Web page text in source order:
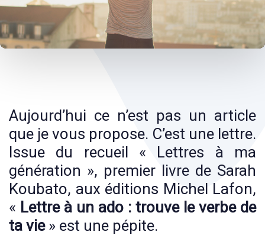
Aujourd’hui ce n’est pas un article
que je vous propose. C’est une lettre.
Issue du recueil « Lettres à ma
génération », premier livre de Sarah
Koubato, aux éditions Michel Lafon,
« Lettre à un ado : trouve le verbe de
ta vie» est une pépite.